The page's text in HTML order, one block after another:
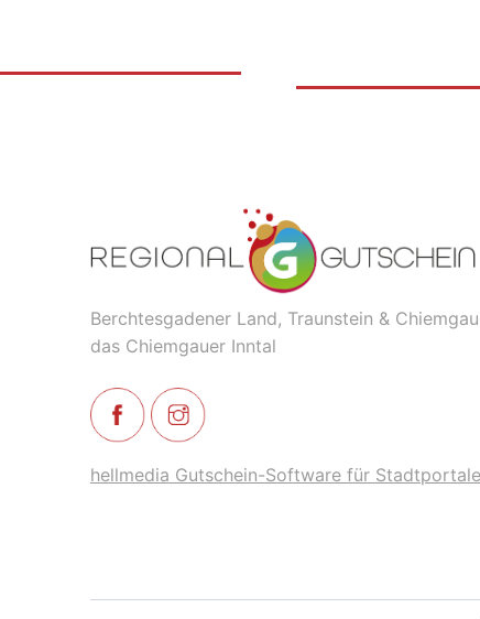
Berchtesgadener Land, Traunstein &
das Chiemgauer Inntal
hellmedia Gutschein-Software für Stadtportale